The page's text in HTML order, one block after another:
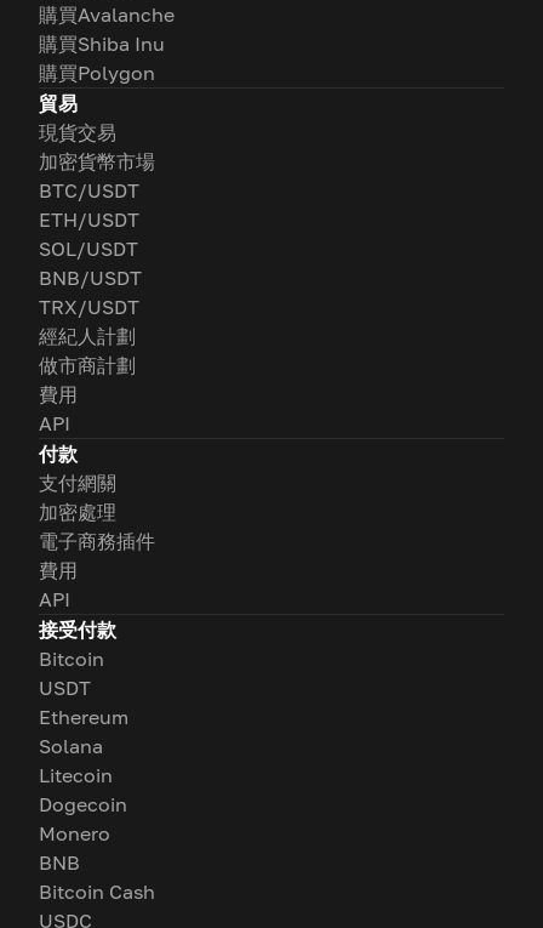
購買Avalanche
購買Shiba Inu
購買Polygon
貿易
現貨交易
加密貨幣市場
BTC/USDT
ETH/USDT
SOL/USDT
BNB/USDT
TRX/USDT
經紀人計劃
做市商計劃
費用
API
付款
支付網關
加密處理
電子商務插件
費用
API
接受付款
Bitcoin
USDT
Ethereum
Solana
Litecoin
Dogecoin
Monero
BNB
Bitcoin Cash
USDC